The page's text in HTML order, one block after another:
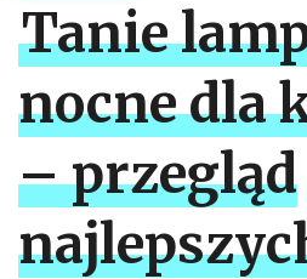
Tanie
nocne dla
– przegląd